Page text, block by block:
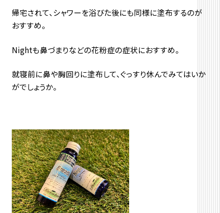
帰宅されて、シャワーを浴びた後にも同様に塗布するのが
おすすめ。
Nightも鼻づまりなどの花粉症の症状におすすめ。
就寝前に鼻や胸回りに塗布して、ぐっすり休んでみてはいか
がでしょうか。